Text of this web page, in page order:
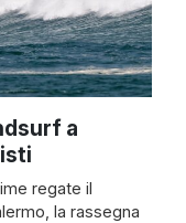
a
regate il
la rassegna